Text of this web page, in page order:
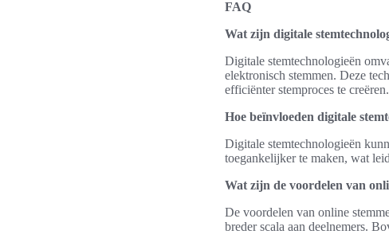
FAQ
Wat zijn digitale
Digitale stemtechnologieën
elektronisch stemmen. Deze
efficiënter stemproces te creëren.
Hoe beïnvloeden digitale
Digitale stemtechnologieën
toegankelijker te maken, wat
Wat zijn de voordelen van
De voordelen van online
breder scala aan deelnemers.